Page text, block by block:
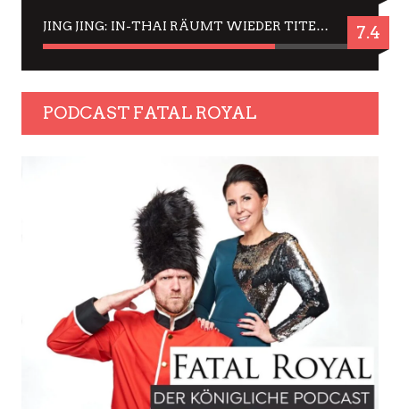
JING JING: IN-THAI RÄUMT WIEDER TITEL AB – EIN ZWEI-STUNDEN-ERLEBNISBERICHT 7.4
PODCAST FATAL ROYAL